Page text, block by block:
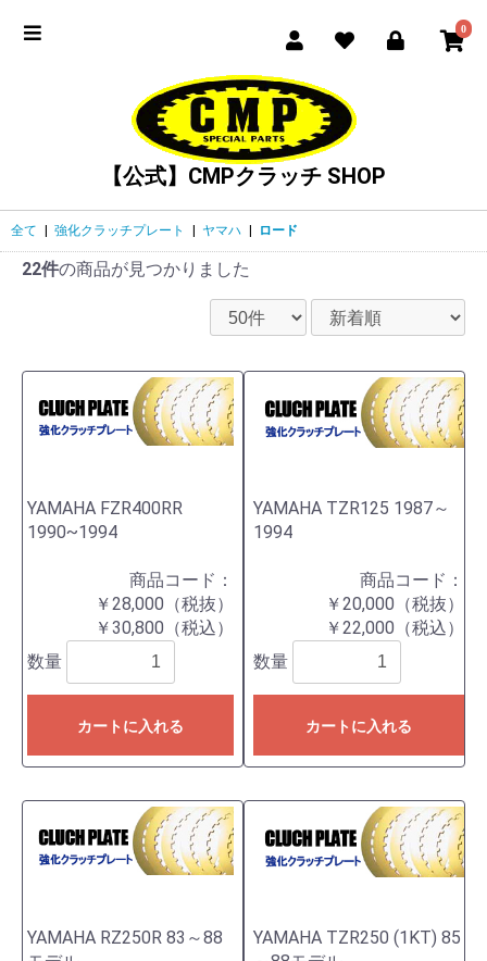
0
【公式】CMPクラッチ SHOP
全て 強化クラッチプレート ヤマハ ロード
22件の商品が見つかりました
YAMAHA FZR400RR
1990~1994
商品コード：
￥28,000（税抜）
￥30,800（税込）
数量
カートに入れる
YAMAHA TZR125 1987～
1994
商品コード：
￥20,000（税抜）
￥22,000（税込）
数量
カートに入れる
YAMAHA RZ250R 83～88
YAMAHA TZR250 (1KT) 85